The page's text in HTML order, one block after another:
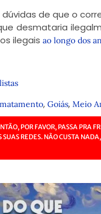
de que o
desmataria
ilegais ao longo dos
, Goiás, Meio
POR FAVOR, PASSA PRA
REDES. NÃO CUSTA